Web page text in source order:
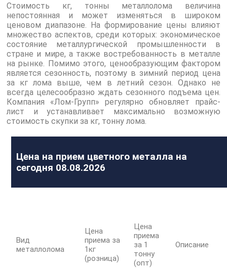
Стоимость кг, тонны металлолома величина
непостоянная и может изменяться в широком
ценовом диапазоне. На формирование цены влияют
множество аспектов, среди которых: экономическое
состояние металлургической промышленности в
стране и мире, а также востребованность в металле
на рынке. Помимо этого, ценообразующим фактором
является сезонность, поэтому в зимний период цена
за кг лома выше, чем в летний сезон. Однако не
всегда целесообразно ждать сезонного подъема цен.
Компания «Лом-Групп» регулярно обновляет прайс-
лист и устанавливает максимально возможную
стоимость скупки за кг, тонну лома.
Цена на прием цветного металла на
сегодня 08.08.2026
Вид
металлолома
Цена
приема за
1кг
(розница)
Цена
приема
за 1
тонну
(опт)
Описание